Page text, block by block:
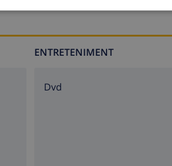
ENTRETENIMENT
dvd